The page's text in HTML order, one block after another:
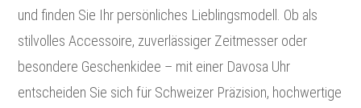
und finden Sie Ihr persönliches Lieblingsmodell. Ob als
stilvolles Accessoire, zuverlässiger Zeitmesser oder
besondere Geschenkidee – mit einer Davosa Uhr
entscheiden Sie sich für Schweizer Präzision, hochwertige